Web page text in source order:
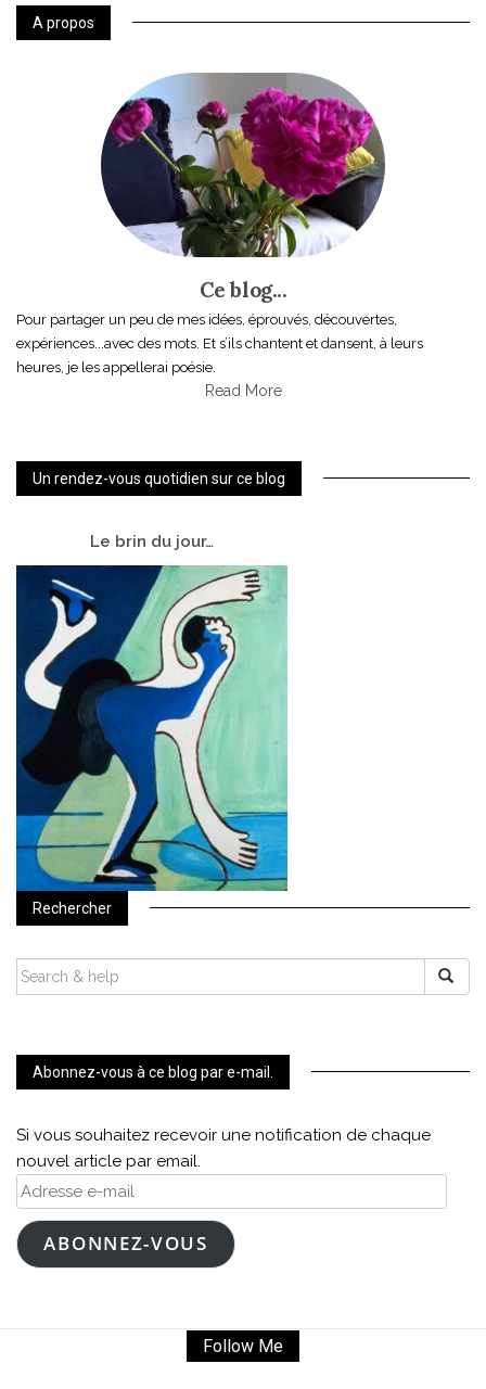
A propos
Ce blog...
Pour partager un peu de mes idées, éprouvés, découvertes,
expériences...avec des mots. Et s’ils chantent et dansent, à leurs
heures, je les appellerai poésie.
Read More
Un rendez-vous quotidien sur ce blog
Le brin du jour…
Rechercher
SEARCH
FOR:
Abonnez-vous à ce blog par e-mail.
Si vous souhaitez recevoir une notification de chaque
nouvel article par email.
Adresse
e-
mailABONNEZ-VOUS
Follow Me